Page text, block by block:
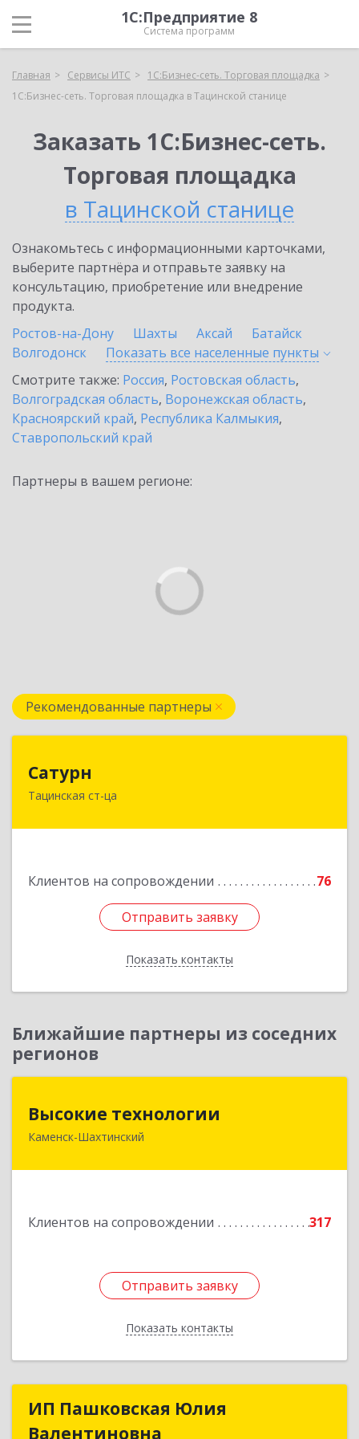
1С:Предприятие 8
Система программ
Главная Сервисы ИТС
1С:Бизнес-сеть. Торговая площадка
1С:Бизнес-сеть. Торговая площадка в Тацинской станице
Заказать 1С:Бизнес-сеть.
Торговая площадка
в Тацинской станице
Ознакомьтесь с информационными карточками,
выберите партнёра и отправьте заявку на
консультацию, приобретение или внедрение
продукта.
Ростов-на-Дону
Шахты Аксай
Батайск
Волгодонск
Показать все населенные пункты
Смотрите также: Россия, Ростовская область,
Волгоградская область, Воронежская область,
Красноярский край, Республика Калмыкия,
Ставропольский край
Партнеры в вашем регионе:
Рекомендованные партнеры
Сатурн
Тацинская ст-ца
Клиентов на сопровождении 76
Отправить заявку
Показать контакты
347060, Ростовская область, Тацинский район,
Отправить заявку
Назад
Ближайшие партнеры из соседних
регионов
Высокие технологии
Каменск-Шахтинский
Клиентов на сопровождении 317
Отправить заявку
Показать контакты
347810, Ростовская обл, Каменск-Шахтинский г,
Подробнее
Отправить заявку
Назад
ИП Пашковская Юлия
Валентиновна
ИП Пашковская Юлия